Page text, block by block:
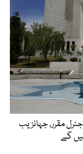
مقرر، جہانزیب
گے